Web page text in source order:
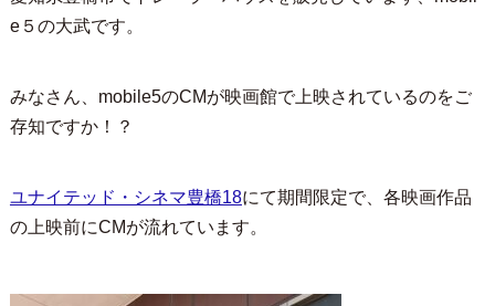
e５の大武です。
みなさん、mobile5のCMが映画館で上映されているのをご
存知ですか！？
ユナイテッド・シネマ豊橋18にて期間限定で、各映画作品
の上映前にCMが流れています。